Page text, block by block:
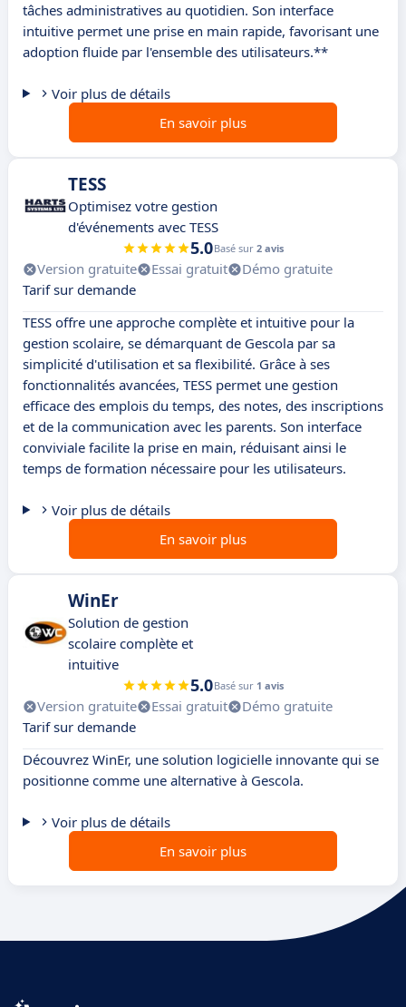
tâches administratives au quotidien. Son interface
intuitive permet une prise en main rapide, favorisant une
adoption fluide par l'ensemble des utilisateurs.**
Voir plus de détails
En savoir plus
TESS
Optimisez votre gestion
d'événements avec TESS
5.0Basé sur 2 avis
Version gratuite Essai gratuit
Démo gratuite
Tarif sur demande
TESS offre une approche complète et intuitive pour la
gestion scolaire, se démarquant de Gescola par sa
simplicité d'utilisation et sa flexibilité. Grâce à ses
fonctionnalités avancées, TESS permet une gestion
efficace des emplois du temps, des notes, des inscriptions
et de la communication avec les parents. Son interface
conviviale facilite la prise en main, réduisant ainsi le
temps de formation nécessaire pour les utilisateurs.
Voir plus de détails
En savoir plus
WinEr
Solution de gestion
scolaire complète et
intuitive
5.0Basé sur 1 avis
Version gratuite Essai gratuit
Démo gratuite
Tarif sur demande
Découvrez WinEr, une solution logicielle innovante qui se
positionne comme une alternative à Gescola.
Voir plus de détails
En savoir plus